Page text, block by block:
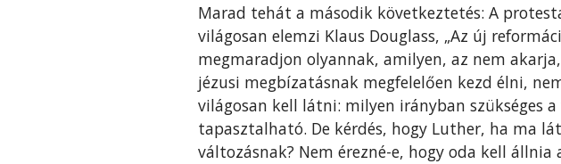
Marad tehát a második következtetés: A
világosan elemzi Klaus Douglass, „Az új
megmaradjon olyannak, amilyen, az nem
jézusi megbízatásnak megfelelően kezd élni,
világosan kell látni: milyen irányban szükséges
tapasztalható. De kérdés, hogy Luther, ha ma
változásnak? Nem érezné-e, hogy oda kell